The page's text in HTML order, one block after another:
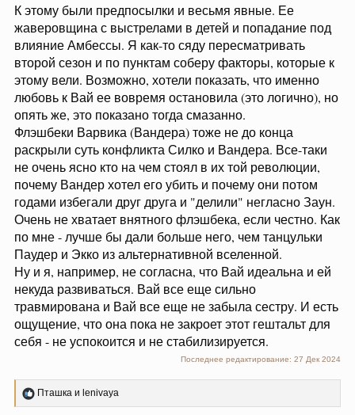
К этому были предпосылки и весьмя явные. Ее
жаверовщина с выстрелами в детей и попадание под
влияние Амбессы. Я как-то сяду пересматривать
второй сезон и по пунктам соберу факторы, которые к
этому вели. Возможно, хотели показать, что именно
любовь к Вай ее вовремя остановила (это логично), но
опять же, это показано тогда смазанно.
Флэшбеки Варвика (Вандера) тоже не до конца
раскрыли суть конфликта Силко и Вандера. Все-таки
не очень ясно кто на чем стоял в их той революции,
почему Вандер хотел его убить и почему они потом
годами избегали друг друга и "делили" негласно Заун.
Очень не хватает внятного флэшбека, если честно. Как
по мне - лучше бы дали больше него, чем танцульки
Паудер и Экко из альтернативной вселенной.
Ну и я, например, не согласна, что Вай идеальна и ей
некуда развиваться. Вай все еще сильно
травмирована и Вай все еще не забыла сестру. И есть
ощущение, что она пока не закроет этот гештальт для
себя - не успокоится и не стабилизируется.
Последнее редактирование: 27 Дек 2024
Р
Пташка и lenivaya